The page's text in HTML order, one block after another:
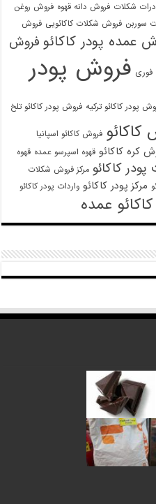
شکلات فروش دانه قهوه فروش روغن
سوربن فروش شکلات کاکائویی فروش
عمده پودر کاکائو فروش
فوری فروش پودر
پودر کاکائو ترکیه فروش پودر کاکائو تلخ
فروش کاکائو اسپانیا
کره کاکائو قهوه اسپرسو عمده قهوه
کاکائو مرکز فروش شکلات
مرکز پودر کاکائو واردات پودر کاکائو
عمده